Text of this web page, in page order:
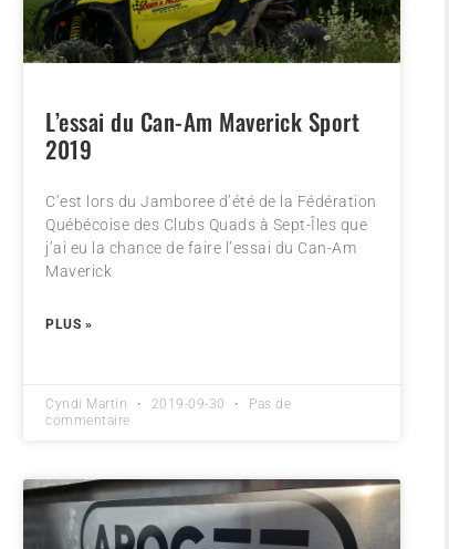
L’essai du Can-Am Maverick Sport
2019
C’est lors du Jamboree d’été de la Fédération
Québécoise des Clubs Quads à Sept-Îles que
j’ai eu la chance de faire l’essai du Can-Am
Maverick
PLUS »
Cyndi Martin 2019-09-30
Pas de
commentaire